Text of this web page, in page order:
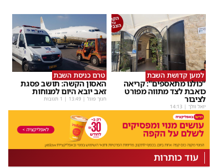
למען קדושת השבת
"כולנו מתאספים": קריאה
כואבת לצד מתווה מפורט
לציבור
יואל וולך |
14:13
טרם כניסת השבת
האסון הקשה: תושב פסגת
זאב יובא היום למנוחות
חנוך פוגל |
13:49 | 1 תגובות
עוד כותרות